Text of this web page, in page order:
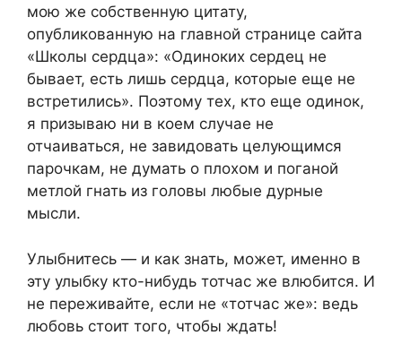
мою же собственную цитату,
опубликованную на главной странице сайта
«Школы сердца»: «Одиноких сердец не
бывает, есть лишь сердца, которые еще не
встретились». Поэтому тех, кто еще одинок,
я призываю ни в коем случае не
отчаиваться, не завидовать целующимся
парочкам, не думать о плохом и поганой
метлой гнать из головы любые дурные
мысли.
Улыбнитесь — и как знать, может, именно в
эту улыбку кто-нибудь тотчас же влюбится. И
не переживайте, если не «тотчас же»: ведь
любовь стоит того, чтобы ждать!